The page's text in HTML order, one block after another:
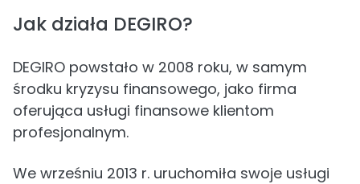
Jak działa DEGIRO?
DEGIRO powstało w 2008 roku, w samym
środku kryzysu finansowego, jako firma
oferująca usługi finansowe klientom
profesjonalnym.
We wrześniu 2013 r. uruchomiła swoje usługi